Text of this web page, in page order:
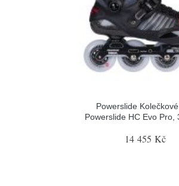
Powerslide
Powerslide HC Evo Pro,
14 455 Kč